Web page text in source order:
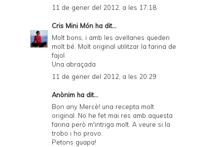
11 de gener del 2012, a les 17:18
Cris Mini Món ha dit...
Molt bons, i amb les avellanes queden
molt bé. Molt original utilitzar la farina de
fajol.
Una abraçada
11 de gener del 2012, a les 20:29
Anònim ha dit...
Bon any Mercè! una recepta molt
original. No he fet mai res amb aquesta
farina però m'intriga molt. A veure si la
trobo i ho provo.
Petons guapa!